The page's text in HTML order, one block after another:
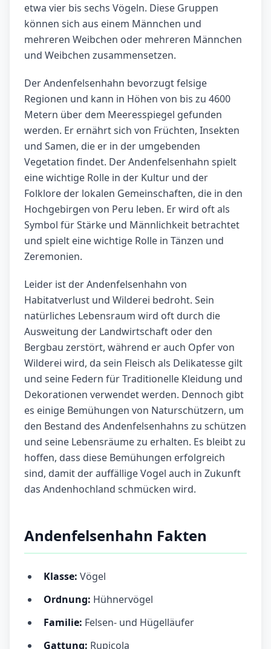
etwa vier bis sechs Vögeln. Diese Gruppen
können sich aus einem Männchen und
mehreren Weibchen oder mehreren Männchen
und Weibchen zusammensetzen.
Der Andenfelsenhahn bevorzugt felsige
Regionen und kann in Höhen von bis zu 4600
Metern über dem Meeresspiegel gefunden
werden. Er ernährt sich von Früchten, Insekten
und Samen, die er in der umgebenden
Vegetation findet. Der Andenfelsenhahn spielt
eine wichtige Rolle in der Kultur und der
Folklore der lokalen Gemeinschaften, die in den
Hochgebirgen von Peru leben. Er wird oft als
Symbol für Stärke und Männlichkeit betrachtet
und spielt eine wichtige Rolle in Tänzen und
Zeremonien.
Leider ist der Andenfelsenhahn von
Habitatverlust und Wilderei bedroht. Sein
natürliches Lebensraum wird oft durch die
Ausweitung der Landwirtschaft oder den
Bergbau zerstört, während er auch Opfer von
Wilderei wird, da sein Fleisch als Delikatesse gilt
und seine Federn für Traditionelle Kleidung und
Dekorationen verwendet werden. Dennoch gibt
es einige Bemühungen von Naturschützern, um
den Bestand des Andenfelsenhahns zu schützen
und seine Lebensräume zu erhalten. Es bleibt zu
hoffen, dass diese Bemühungen erfolgreich
sind, damit der auffällige Vogel auch in Zukunft
das Andenhochland schmücken wird.
Andenfelsenhahn Fakten
Klasse: Vögel
Ordnung: Hühnervögel
Familie: Felsen- und Hügelläufer
Gattung: Rupicola